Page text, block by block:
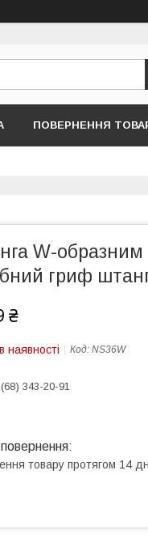
ПОВЕРНЕННЯ
W-
гриф
₴
наявності Код: NS36W
343-20-91
товару протягом 14